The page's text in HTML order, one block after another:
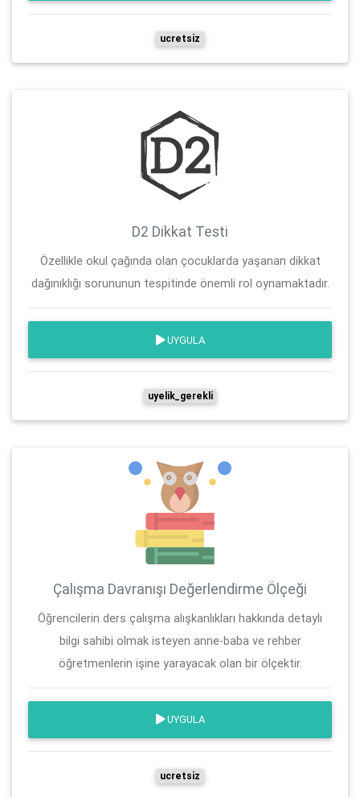
ucretsiz
D2 Dikkat Testi
Özellikle okul çağında olan çocuklarda yaşanan dikkat
dağınıklığı sorununun tespitinde önemli rol oynamaktadır.
UYGULA
uyelik_gerekli
Çalışma Davranışı Değerlendirme Ölçeği
Öğrencilerin ders çalışma alışkanlıkları hakkında detaylı
bilgi sahibi olmak isteyen anne-baba ve rehber
öğretmenlerin işine yarayacak olan bir ölçektir.
UYGULA
ucretsiz